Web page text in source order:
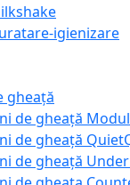
igienizare
gheață
de gheață
de gheață
de gheață